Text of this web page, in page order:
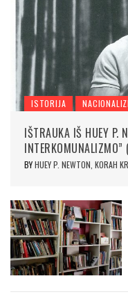
ISTORIJA
IŠTRAUKA IŠ HUEY P.
BYHUEY P. NEWTON, KORAH